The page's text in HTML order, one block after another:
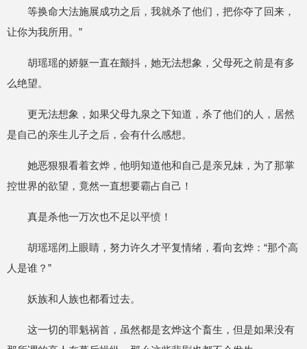
等换命大法施展成功之后，我就杀了他们，把你夺了回来，
让你为我所用。”
胡瑶瑶的娇躯一直在颤抖，她无法想象，父母死之前是有多
么绝望。
更无法想象，如果父母九泉之下知道，杀了他们的人，居然
是自己的亲生儿子之后，会有什么感想。
她恶狠狠看着玄烨，他明知道他和自己是亲兄妹，为了那掌
控世界的欲望，竟然一直想要霸占自己！
真是杀他一万次也不足以平愤！
胡瑶瑶闭上眼睛，努力许久才平复情绪，看向玄烨：“那个高
人是谁？”
妖族和人族也都看过去。
这一切的罪魁祸首，虽然都是玄烨这个畜生，但是如果没有